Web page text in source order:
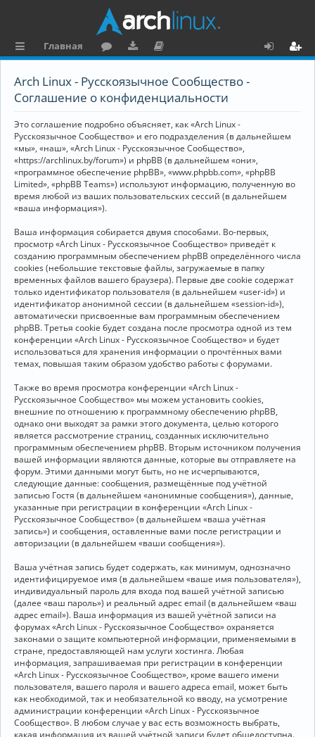
ы
к
и
Главная
ру
ру
и
ку
е
н
та
ц
я
Arch Linux - Русскоязычное Сообщество -
Соглашение о конфиденциальности
Это соглашение подробно объясняет, как «Arch Linux -
Русскоязычное Сообщество» и его подразделения (в дальнейшем
«мы», «наш», «Arch Linux - Русскоязычное Сообщество»,
«https://archlinux.by/forum») и phpBB (в дальнейшем «они»,
«программное обеспечение phpBB», «www.phpbb.com», «phpBB
Limited», «phpBB Teams») используют информацию, полученную во
время любой из ваших пользовательских сессий (в дальнейшем
«ваша информация»).
Ваша информация собирается двумя способами. Во-первых,
просмотр «Arch Linux - Русскоязычное Сообщество» приведёт к
созданию программным обеспечением phpBB определённого числа
cookies (небольшие текстовые файлы, загружаемые в папку
временных файлов вашего браузера). Первые две cookie содержат
только идентификатор пользователя (в дальнейшем «user-id») и
идентификатор анонимной сессии (в дальнейшем «session-id»),
автоматически присвоенные вам программным обеспечением
phpBB. Третья cookie будет создана после просмотра одной из тем
конференции «Arch Linux - Русскоязычное Сообщество» и будет
использоваться для хранения информации о прочтённых вами
темах, повышая таким образом удобство работы с форумами.
Также во время просмотра конференции «Arch Linux -
Русскоязычное Сообщество» мы можем установить cookies,
внешние по отношению к программному обеспечению phpBB,
однако они выходят за рамки этого документа, целью которого
является рассмотрение страниц, созданных исключительно
программным обеспечением phpBB. Вторым источником получения
вашей информации являются данные, которые вы отправляете на
форум. Этими данными могут быть, но не исчерпываются,
следующие данные: сообщения, размещённые под учётной
записью Гостя (в дальнейшем «анонимные сообщения»), данные,
указанные при регистрации в конференции «Arch Linux -
Русскоязычное Сообщество» (в дальнейшем «ваша учётная
запись») и сообщения, оставленные вами после регистрации и
авторизации (в дальнейшем «ваши сообщения»).
Ваша учётная запись будет содержать, как минимум, однозначно
идентифицируемое имя (в дальнейшем «ваше имя пользователя»),
индивидуальный пароль для входа под вашей учётной записью
(далее «ваш пароль») и реальный адрес email (в дальнейшем «ваш
адрес email»). Ваша информация из вашей учётной записи на
форумах «Arch Linux - Русскоязычное Сообщество» охраняется
законами о защите компьютерной информации, применяемыми в
стране, предоставляющей нам услуги хостинга. Любая
информация, запрашиваемая при регистрации в конференции
«Arch Linux - Русскоязычное Сообщество», кроме вашего имени
пользователя, вашего пароля и вашего адреса email, может быть
как необходимой, так и необязательной ко вводу, на усмотрение
администрации конференции «Arch Linux - Русскоязычное
Сообщество». В любом случае у вас есть возможность выбрать,
какая информация из вашей учётной записи будет общедоступна.